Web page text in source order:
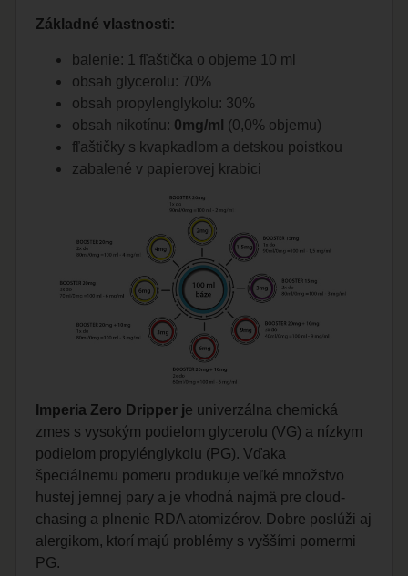
Základné vlastnosti:
balenie: 1 fľaštička o objeme 10 ml
obsah glycerolu: 70%
obsah propylenglykolu: 30%
obsah nikotínu: 0mg/ml (0,0% objemu)
fľaštičky s kvapkadlom a detskou poistkou
zabalené v papierovej krabici
Imperia Zero Dripper je univerzálna chemická
zmes s vysokým podielom glycerolu (VG) a nízkym
podielom propylénglykolu (PG). Vďaka
špeciálnemu pomeru produkuje veľké množstvo
hustej jemnej pary a je vhodná najmä pre cloud-
chasing a plnenie RDA atomizérov. Dobre poslúži aj
alergikom, ktorí majú problémy s vyššími pomermi
PG.